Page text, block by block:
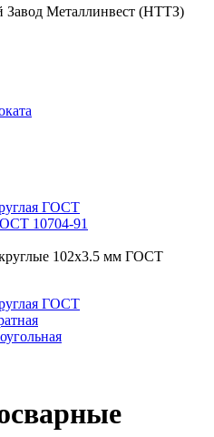
ГОСТ
10704-91
102x3.5 мм ГОСТ
ГОСТ